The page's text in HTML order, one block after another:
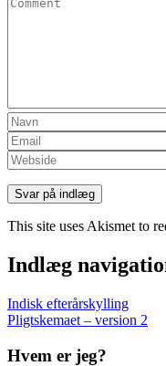
This site uses Akismet to
Indlæg
Indisk efterårskylling
Pligtskemaet – version 2
Hvem er jeg?